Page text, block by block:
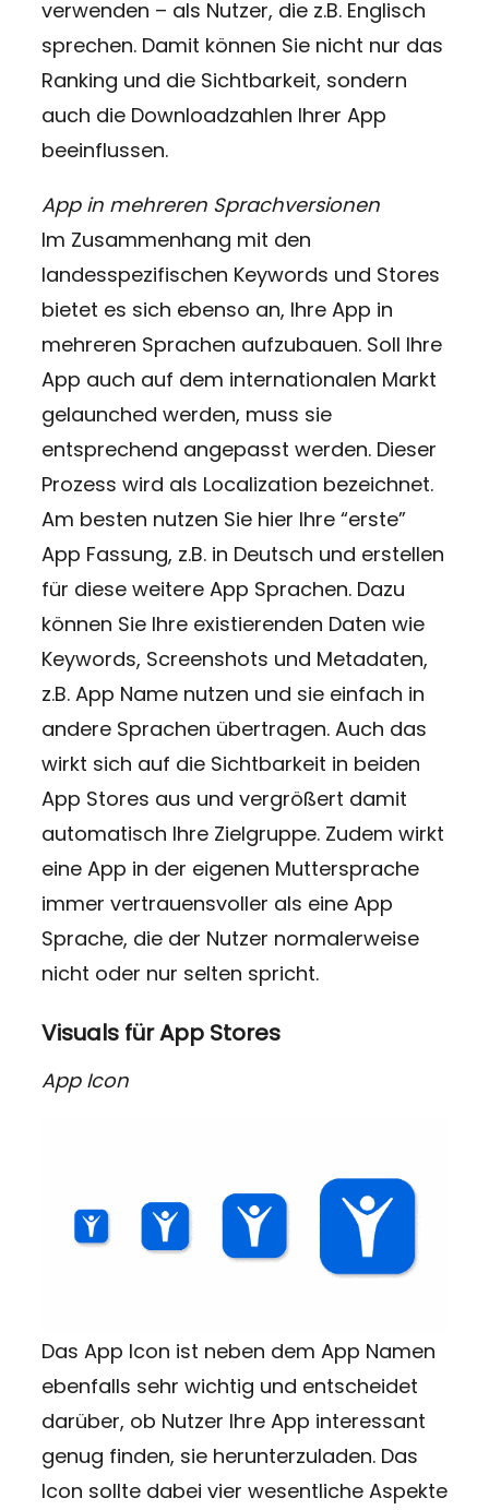
verwenden – als Nutzer, die z.B. Englisch
sprechen. Damit können Sie nicht nur das
Ranking und die Sichtbarkeit, sondern
auch die Downloadzahlen Ihrer App
beeinflussen.
App in mehreren Sprachversionen
Im Zusammenhang mit den
landesspezifischen Keywords und Stores
bietet es sich ebenso an, Ihre App in
mehreren Sprachen aufzubauen. Soll Ihre
App auch auf dem internationalen Markt
gelaunched werden, muss sie
entsprechend angepasst werden. Dieser
Prozess wird als Localization bezeichnet.
Am besten nutzen Sie hier Ihre “erste”
App Fassung, z.B. in Deutsch und erstellen
für diese weitere App Sprachen. Dazu
können Sie Ihre existierenden Daten wie
Keywords, Screenshots und Metadaten,
z.B. App Name nutzen und sie einfach in
andere Sprachen übertragen. Auch das
wirkt sich auf die Sichtbarkeit in beiden
App Stores aus und vergrößert damit
automatisch Ihre Zielgruppe. Zudem wirkt
eine App in der eigenen Muttersprache
immer vertrauensvoller als eine App
Sprache, die der Nutzer normalerweise
nicht oder nur selten spricht.
Visuals für App Stores
App Icon
Das App Icon ist neben dem App Namen
ebenfalls sehr wichtig und entscheidet
darüber, ob Nutzer Ihre App interessant
genug finden, sie herunterzuladen. Das
Icon sollte dabei vier wesentliche Aspekte